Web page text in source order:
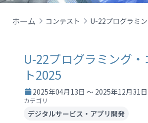
ホーム コンテスト
U-22プログラミング・
ト2025
2025年04月13日 ～ 2025年12月31日
カテゴリ
デジタルサービス・アプリ開発